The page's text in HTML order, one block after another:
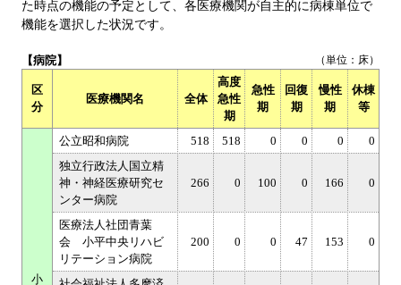
た時点の機能の予定として、各医療機関が自主的に病棟単位で
機能を選択した状況です。
【病院】 （単位：床）
区
分
医療機関名 全体
高度
急性
期
急性
期
回復
期
慢性
期
休棟
等
小
公立昭和病院 518 518 0 0 0
0
独立行政法人国立精
神・神経医療研究セ
ンター病院
266 0 100 0 166 0
医療法人社団青葉
会 小平中央リハビ
リテーション病院
200 0 0 47 153 0